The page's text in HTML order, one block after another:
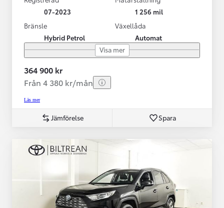
07-2023
1 256 mil
Bränsle
Hybrid Petrol
Växellåda
Automat
Visa mer
364 900 kr
Från 4 380 kr/mån
Läs mer
Jämförelse Spara